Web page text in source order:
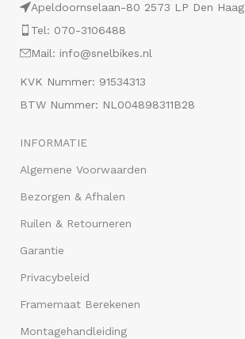
Apeldoornselaan-80 2573 LP Den Haag
Tel: 070-3106488
Mail: info@snelbikes.nl
KVK Nummer: 91534313
BTW Nummer: NL004898311B28
INFORMATIE
Algemene Voorwaarden
Bezorgen & Afhalen
Ruilen & Retourneren
Garantie
Privacybeleid
Framemaat Berekenen
Montagehandleiding